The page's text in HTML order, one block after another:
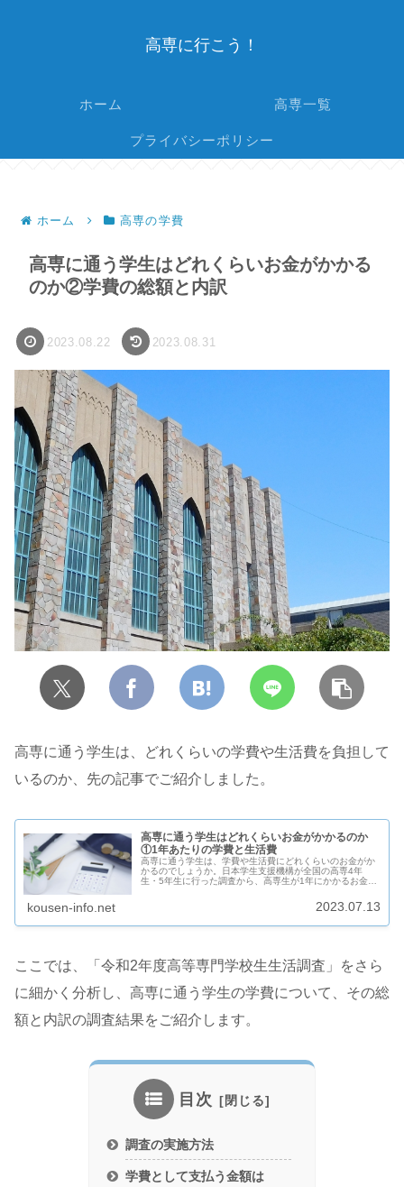
高専に行こう！
ホーム 高専一覧
プライバシーポリシー
ホーム 高専の学費
高専に通う学生はどれくらいお金がかかる
のか②学費の総額と内訳
2023.08.22 2023.08.31
高専に通う学生は、どれくらいの学費や生活費を負担して
いるのか、先の記事でご紹介しました。
高専に通う学生はどれくらいお金がかかるのか
①1年あたりの学費と生活費
高専に通う学生は、学費や生活費にどれくらいのお金がか
かるのでしょうか。日本学生支援機構が全国の高専4年
生・5年生に行った調査から、高専生が1年にかかるお金の
kousen-info.net 2023.07.13
ここでは、「令和2年度高等専門学校生生活調査」をさら
に細かく分析し、高専に通う学生の学費について、その総
額と内訳の調査結果をご紹介します。
目次
調査の実施方法
学費として支払う金額は